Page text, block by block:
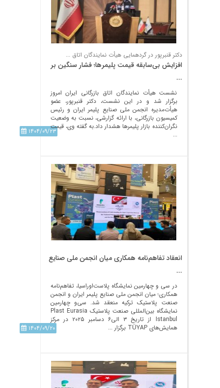
۱۴۰۴/۰۹/۲۳
دکتر قنبرپور در گردهمایی هیأت‌ نمایندگان اتاق ...
افزایش بی‌سابقه قیمت پلیمرها؛ فشار سنگین بر
...
نشست هیأت‌ نمایندگان اتاق بازرگانی ایران امروز
برگزار شد و در این نشست، دکتر قنبرپور، عضو
هیأت‌مدیره انجمن ملی صنایع پلیمر ایران و رئیس
کمیسیون بازرگانی، با ارائه گزارشی، نسبت به وضعیت
نگران‌کننده بازار پلیمرها هشدار داد.به گفته وی، قیمت
...
۱۴۰۴/۰۹/۲۰
انعقاد تفاهم‌نامه همکاری میان انجمن ملی صنایع
...
در سی و چهارمین نمایشگاه پلاست‌اوراسیا، تفاهم‌نامه
همکاری؛ میان انجمن ملی صنایع پلیمر ایران و انجمن
صنعت پلاستیک ترکیه منعقد شد. سی‌و چهارمین
نمایشگاه بین‌المللی صنعت پلاستیک Plast Eurasia
Istanbul از تاریخ ۳ الی۶ دسامبر ۲۰۲۵ در مرکز
همایش‌های TÜYAP برگزار ...